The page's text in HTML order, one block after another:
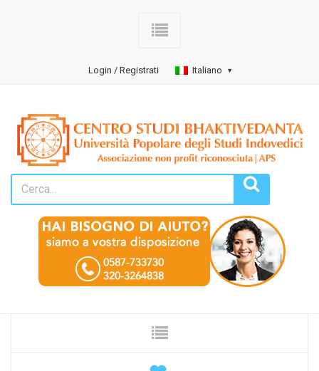
Login / Registrati Italiano